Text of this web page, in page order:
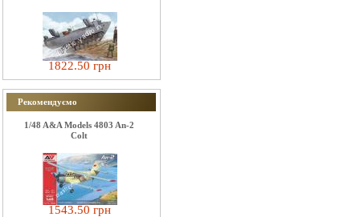
1822.50 грн
Рекомендуємо
1/48 A&A Models 4803 An-2
Colt
1543.50 грн